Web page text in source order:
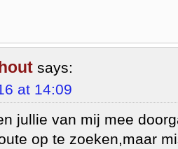
says:
at 14:09
jullie van mij mee
op te zoeken,maar